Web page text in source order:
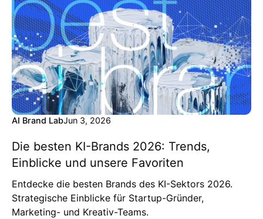
AI Brand LabJun 3, 2026
Die besten KI-Brands 2026: Trends,
Einblicke und unsere Favoriten
Entdecke die besten Brands des KI-Sektors 2026.
Strategische Einblicke für Startup-Gründer,
Marketing- und Kreativ-Teams.